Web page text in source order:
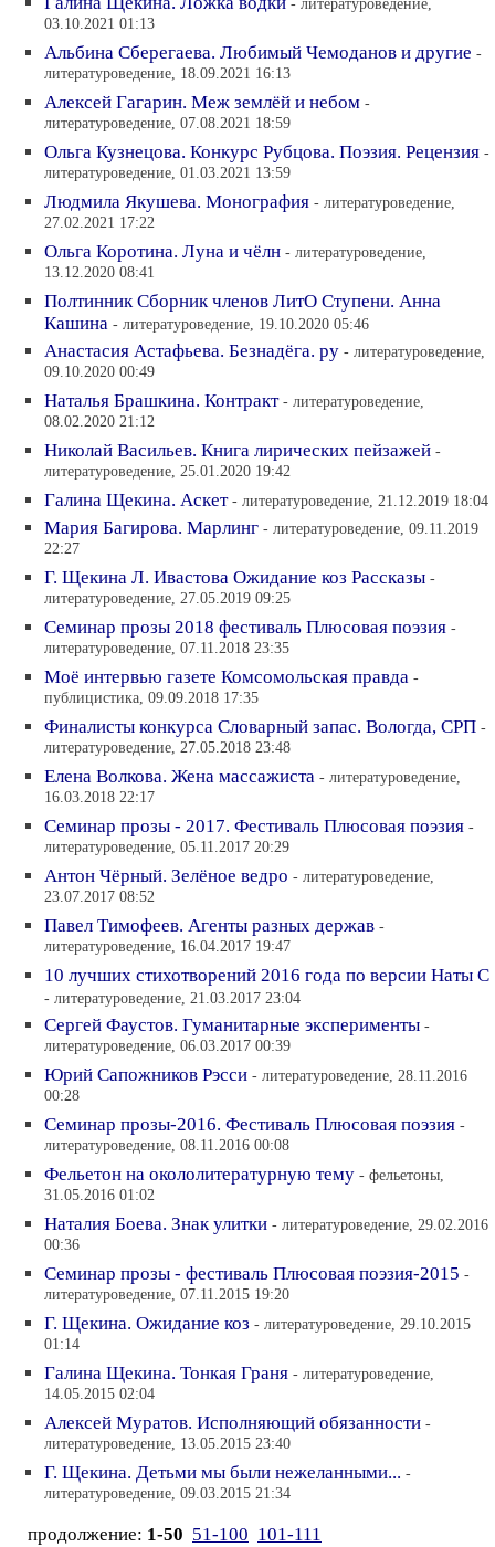
03.10.2021 01:13
Альбина Сберегаева. Любимый Чемоданов и другие -
литературоведение, 18.09.2021 16:13
Алексей Гагарин. Меж землёй и небом -
литературоведение, 07.08.2021 18:59
Ольга Кузнецова. Конкурс Рубцова. Поэзия. Рецензия -
литературоведение, 01.03.2021 13:59
Людмила Якушева. Монография - литературоведение,
27.02.2021 17:22
Ольга Коротина. Луна и чёлн - литературоведение,
13.12.2020 08:41
Полтинник Сборник членов ЛитО Ступени. Анна
Кашина - литературоведение, 19.10.2020 05:46
Анастасия Астафьева. Безнадёга. ру - литературоведение,
09.10.2020 00:49
Наталья Брашкина. Контракт - литературоведение,
08.02.2020 21:12
Николай Васильев. Книга лирических пейзажей -
литературоведение, 25.01.2020 19:42
Галина Щекина. Аскет - литературоведение, 21.12.2019 18:04
Мария Багирова. Марлинг - литературоведение, 09.11.2019
22:27
Г. Щекина Л. Ивастова Ожидание коз Рассказы -
литературоведение, 27.05.2019 09:25
Семинар прозы 2018 фестиваль Плюсовая поэзия -
литературоведение, 07.11.2018 23:35
Моё интервью газете Комсомольская правда -
публицистика, 09.09.2018 17:35
Финалисты конкурса Словарный запас. Вологда, СРП -
литературоведение, 27.05.2018 23:48
Елена Волкова. Жена массажиста - литературоведение,
16.03.2018 22:17
Семинар прозы - 2017. Фестиваль Плюсовая поэзия -
литературоведение, 05.11.2017 20:29
Антон Чёрный. Зелёное ведро - литературоведение,
23.07.2017 08:52
Павел Тимофеев. Агенты разных держав -
литературоведение, 16.04.2017 19:47
10 лучших стихотворений 2016 года по версии Наты С
- литературоведение, 21.03.2017 23:04
Сергей Фаустов. Гуманитарные эксперименты -
литературоведение, 06.03.2017 00:39
Юрий Сапожников Рэсси - литературоведение, 28.11.2016
00:28
Семинар прозы-2016. Фестиваль Плюсовая поэзия -
литературоведение, 08.11.2016 00:08
Фельетон на окололитературную тему - фельетоны,
31.05.2016 01:02
Наталия Боева. Знак улитки - литературоведение, 29.02.2016
00:36
Семинар прозы - фестиваль Плюсовая поэзия-2015 -
литературоведение, 07.11.2015 19:20
Г. Щекина. Ожидание коз - литературоведение, 29.10.2015
01:14
Галина Щекина. Тонкая Граня - литературоведение,
14.05.2015 02:04
Алексей Муратов. Исполняющий обязанности -
литературоведение, 13.05.2015 23:40
Г. Щекина. Детьми мы были нежеланными... -
литературоведение, 09.03.2015 21:34
продолжение: 1-50 51-100 101-111